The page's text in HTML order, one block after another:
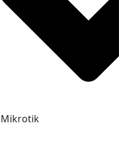
Mikrotik